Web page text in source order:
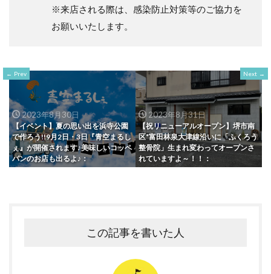
※来店される際は、感染防止対策等のご協力を
お願いいたします。
Prev
2023年8月30日
【イベント】夏の思い出を浜寺公園
で作ろう!!9月2日・3日『青空まるし
ぇ』が開催されます♪美味しいコッペ
パンのお店も出るよ♪：
Next
2023年8月31日
【祝リニューアルオープン】堺市南
区*富田林泉大津線沿いに「ふくろう
整骨院」生まれ変わってオープンさ
れていますよ～！！：
この記事を書いた人